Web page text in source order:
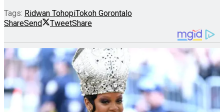
Tags: Ridwan TohopiTokoh Gorontalo
ShareSend TweetShare